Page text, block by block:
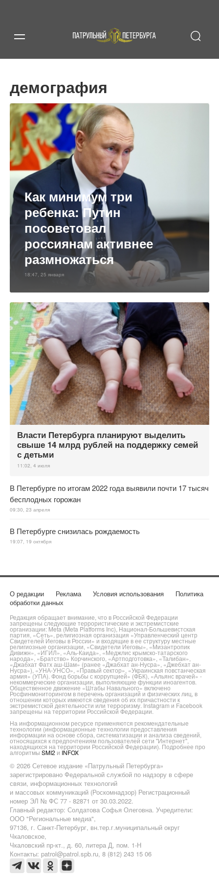
демография
Как минимум три
ребенка: Путин
посоветовал
россиянам активнее
размножаться
18:47, 25 января
Власти Петербурга планируют выделить
свыше 14 млрд рублей на поддержку семей
с детьми
11:02, 4 июля
В Петербурге по итогам 2022 года выявили почти 17 тысяч
бесплодных горожан
09:30, 23 апреля
В Петербурге снизилась рождаемость
19:07, 19 октября
О редакции Реклама Условия использования
Политика
обработки данных
Редакция обращает внимание, что в Российской Федерации
запрещены следующие террористические и экстремистские
организации: Meta (Meta Platforms Inc), Национал-Большевистская
партия, «Сеть», религиозная организация «Управленческий центр
Свидетелей Иеговы в России» и входящие в ее структуру местные
религиозные организации, «Свидетели Иеговы», «Мизантропик
Дивижн», «ИГИЛ», «Аль-Каида», «Меджлис крымско-татарского
народа», «Братство» Корчинского, «Артподготовка», «Талибан»,
«Джабхат Фатх аш-Шам» (ранее «Джабхат ан-Нусра», «Джебхат ан-
Нусра»), «УНА-УНСО», «Правый сектор», «Украинская повстанческая
армия» (УПА). Фонд борьбы с коррупцией» (ФБК), «Альянс врачей» -
некоммерческие организации, выполняющие функции иноагентов.
Общественное движение «Штабы Навального» включено
Росфинмониторингом в перечень организаций и физических лиц, в
отношении которых имеются сведения об их причастности к
экстремистской деятельности или терроризму. Instagram и Facebook
запрещены на территории Российской Федерации.
На информационном ресурсе применяются рекомендательные
технологии (информационные технологии предоставления
информации на основе сбора, систематизации и анализа сведений,
относящихся к предпочтениям пользователей сети "Интернет",
находящихся на территории Российской Федерации). Подробнее про
алгоритмы SMI2 и INFOX
© 2026 Сетевое издание «Патрульный Петербурга»
зарегистрировано Федеральной службой по надзору в сфере
связи, информационных технологий
и массовых коммуникаций (Роскомнадзор) Регистрационный
номер ЭЛ № ФС 77 - 82871 от 30.03.2022.
Главный редактор: Солдатова Софья Олеговна. Учредители:
ООО "Региональные медиа",
97136, г. Санкт-Петербург, вн.тер.г.муниципальный округ
Чкаловское,
Чкаловский пр-кт., д. 60, литера Д, пом. 1-Н
Контакты: patrol@patrol.spb.ru, 8 (812) 243 15 06